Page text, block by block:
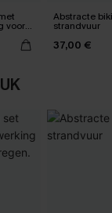
voor
Abstracte
strandvuur
37,00 €